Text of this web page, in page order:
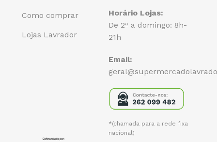
Como comprar
Lojas Lavrador
Horário Lojas:
De 2ª a domingo: 8h-
21h
Email:
*(chamada para a rede fixa
nacional)